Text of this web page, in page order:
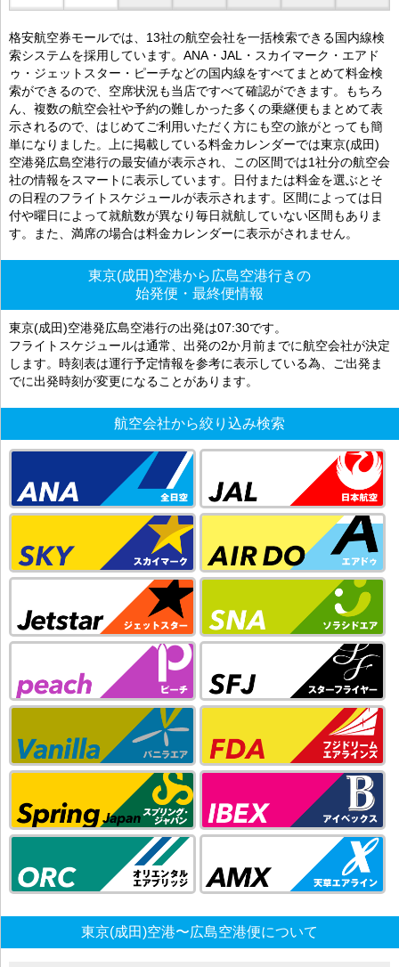
格安航空券モールでは、13社の航空会社を一括検索できる国内線検
索システムを採用しています。ANA・JAL・スカイマーク・エアド
ゥ・ジェットスター・ピーチなどの国内線をすべてまとめて料金検
索ができるので、空席状況も当店ですべて確認ができます。もちろ
ん、複数の航空会社や予約の難しかった多くの乗継便もまとめて表
示されるので、はじめてご利用いただく方にも空の旅がとっても簡
単になりました。上に掲載している料金カレンダーでは東京(成田)
空港発広島空港行の最安値が表示され、この区間では1社分の航空会
社の情報をスマートに表示しています。日付または料金を選ぶとそ
の日程のフライトスケジュールが表示されます。区間によっては日
付や曜日によって就航数が異なり毎日就航していない区間もありま
す。また、満席の場合は料金カレンダーに表示がされません。
東京(成田)空港から広島空港行きの
始発便・最終便情報
東京(成田)空港発広島空港行の出発は07:30です。
フライトスケジュールは通常、出発の2か月前までに航空会社が決定
します。時刻表は運行予定情報を参考に表示している為、ご出発ま
でに出発時刻が変更になることがあります。
航空会社から絞り込み検索
東京(成田)空港〜広島空港便について